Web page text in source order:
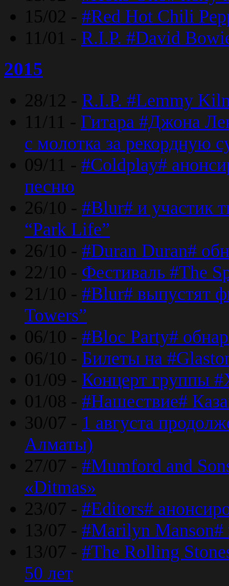
15/02 - #Red Hot Chili
11/01 - R.I.P. #David
2015
28/12 - R.I.P. #Lemmy
11/11 - Гитара #Джона
с молотка за рекордную
09/11 - #Coldplay#
песню
26/10 - #Blur# и участик
“Park Life”
26/10 - #Duran Duran#
22/10 - Фестиваль #The
21/10 - #Blur# выпустят
Towers”
06/10 - #Bloc Party#
06/10 - Билеты на
01/09 - Концерт группы
01/08 - #Нашествие#
30/07 - 1 августа
Алматы)
27/07 - #Mumford and
«Ditmas»
23/07 - #Editors#
13/07 - #Marilyn Manson#
13/07 - #The Rolling
50 лет